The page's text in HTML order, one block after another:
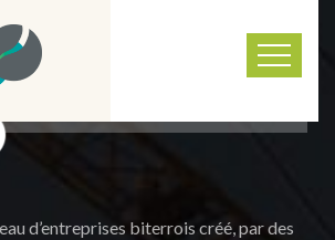
d’entreprises biterrois créé, par des